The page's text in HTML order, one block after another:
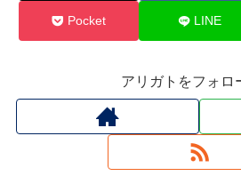
Pocket LINE
アリガトをフォロ